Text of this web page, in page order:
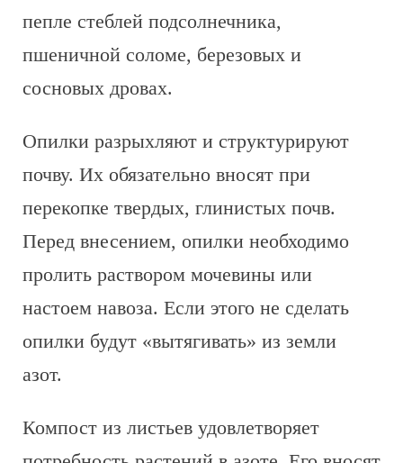
пепле стеблей подсолнечника,
пшеничной соломе, березовых и
сосновых дровах.
Опилки разрыхляют и структурируют
почву. Их обязательно вносят при
перекопке твердых, глинистых почв.
Перед внесением, опилки необходимо
пролить раствором мочевины или
настоем навоза. Если этого не сделать
опилки будут «вытягивать» из земли
азот.
Компост из листьев удовлетворяет